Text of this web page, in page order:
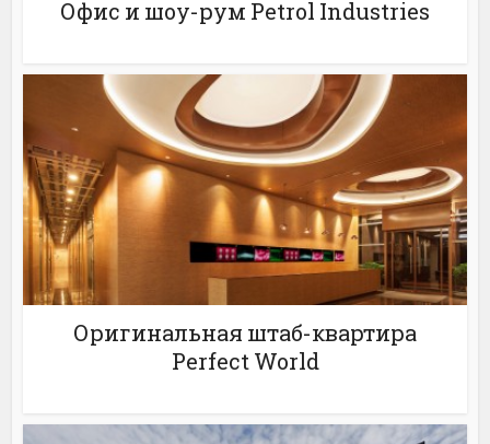
Офис и шоу-рум Petrol Industries
Оригинальная штаб-квартира
Perfect World